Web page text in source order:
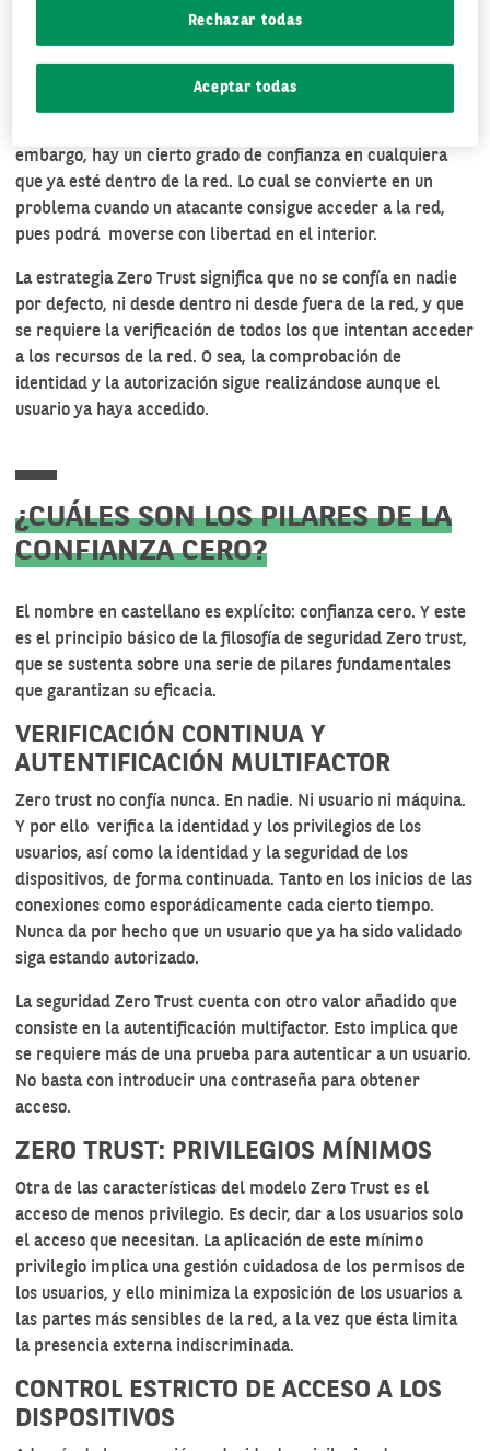
La seguridad tradicional de las redes informáticas se basa
en un concepto perimetral. Es decir, una defensa de la red
embargo, hay un cierto grado de confianza en cualquiera
que ya esté dentro de la red. Lo cual se convierte en un
problema cuando un atacante consigue acceder a la red,
pues podrá moverse con libertad en el interior.
La estrategia Zero Trust significa que no se confía en nadie
por defecto, ni desde dentro ni desde fuera de la red, y que
se requiere la verificación de todos los que intentan acceder
a los recursos de la red. O sea, la comprobación de
identidad y la autorización sigue realizándose aunque el
usuario ya haya accedido.
¿CUÁLES SON LOS PILARES DE LA
CONFIANZA CERO?
El nombre en castellano es explícito: confianza cero. Y este
es el principio básico de la filosofía de seguridad Zero trust,
que se sustenta sobre una serie de pilares fundamentales
que garantizan su eficacia.
VERIFICACIÓN CONTINUA Y
AUTENTIFICACIÓN MULTIFACTOR
Zero trust no confía nunca. En nadie. Ni usuario ni máquina.
Y por ello verifica la identidad y los privilegios de los
usuarios, así como la identidad y la seguridad de los
dispositivos, de forma continuada. Tanto en los inicios de las
conexiones como esporádicamente cada cierto tiempo.
Nunca da por hecho que un usuario que ya ha sido validado
siga estando autorizado.
La seguridad Zero Trust cuenta con otro valor añadido que
consiste en la autentificación multifactor. Esto implica que
se requiere más de una prueba para autenticar a un usuario.
No basta con introducir una contraseña para obtener
acceso.
ZERO TRUST: PRIVILEGIOS MÍNIMOS
Otra de las características del modelo Zero Trust es el
acceso de menos privilegio. Es decir, dar a los usuarios solo
el acceso que necesitan. La aplicación de este mínimo
privilegio implica una gestión cuidadosa de los permisos de
los usuarios, y ello minimiza la exposición de los usuarios a
las partes más sensibles de la red, a la vez que ésta limita
la presencia externa indiscriminada.
CONTROL ESTRICTO DE ACCESO A LOS
DISPOSITIVOS
Rechazar todas
Aceptar todas